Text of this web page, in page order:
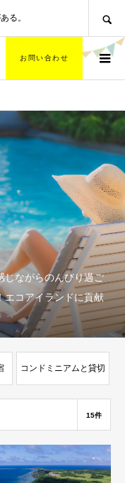
る。
お問い合わせ
じながらのんびり過ご
エコアイランドに貢献
コンドミニアムと貸切
の宿
15件